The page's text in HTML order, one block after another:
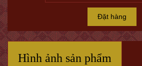
Đặt hàng
Hình ảnh sản phẩm